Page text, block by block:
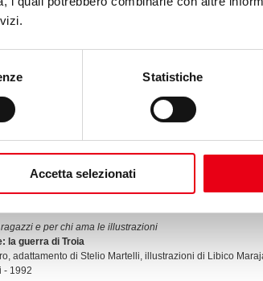
Statistiche
Accetta selezionati
Guido Mencari ©]
in greco con il testo a fronte italiano
e per chi ama le illustrazioni
la guerra di Troia
adattamento di Stelio Martelli, illustrazioni di Libico
- 1992